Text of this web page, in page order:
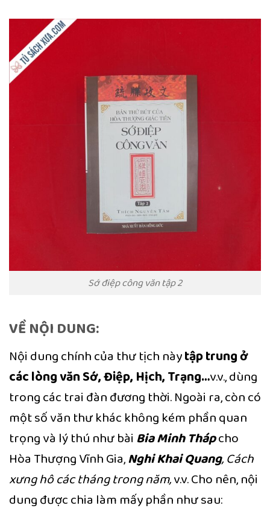
Sớ điệp công văn tập 2
VỀ NỘI DUNG:
Nội dung chính của thư tịch nàytập trung ở
các lòng văn Sớ, Điệp, Hịch, Trạng…v.v., dùng
trong các trai đàn đương thời. Ngoài ra, còn có
một số văn thư khác không kém phần quan
trọng và lý thú như bài Bia Minh Thápcho
Hòa Thượng Vĩnh Gia,Nghi Khai Quang, Cách
xưng hô các tháng trong năm,v.v. Cho nên, nội
dung được chia làm mấy phần như sau: